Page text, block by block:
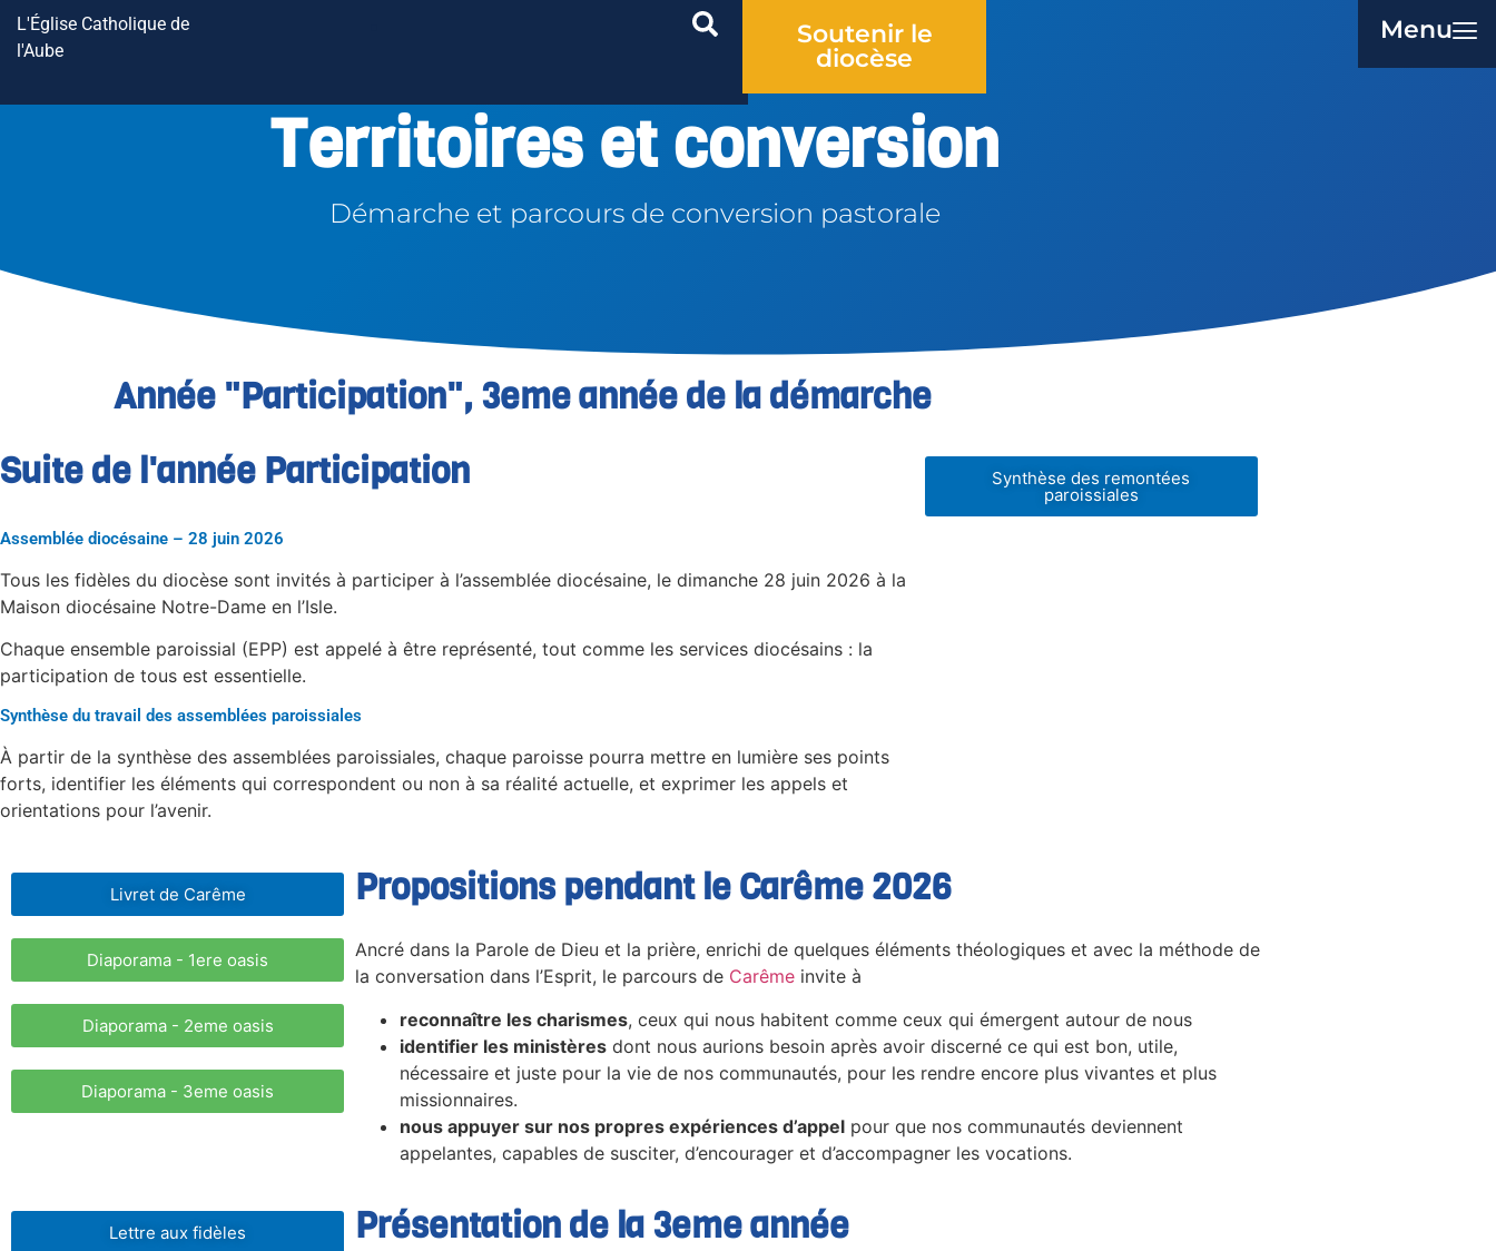
L'Église Catholique de
l'Aube
Soutenir le
diocèse
Menu
Territoires et conversion
Démarche et parcours de conversion pastorale
Année "Participation", 3eme année de la démarche
Suite de l'année Participation
Assemblée diocésaine – 28 juin 2026
Tous les fidèles du diocèse sont invités à participer à l’assemblée diocésaine, le dimanche 28 juin 2026 à la
Maison diocésaine Notre-Dame en l’Isle.
Chaque ensemble paroissial (EPP) est appelé à être représenté, tout comme les services diocésains : la
participation de tous est essentielle.
Synthèse du travail des assemblées paroissiales
À partir de la synthèse des assemblées paroissiales, chaque paroisse pourra mettre en lumière ses points
forts, identifier les éléments qui correspondent ou non à sa réalité actuelle, et exprimer les appels et
orientations pour l’avenir.
Synthèse des remontées
paroissiales
Livret de Carême
Diaporama - 1ere oasis
Diaporama - 2eme oasis
Diaporama - 3eme oasis
Propositions pendant le Carême 2026
Ancré dans la Parole de Dieu et la prière, enrichi de quelques éléments théologiques et avec la méthode de
la conversation dans l’Esprit, le parcours de Carême invite à
reconnaître les charismes, ceux qui nous habitent comme ceux qui émergent autour de nous
identifier les ministères dont nous aurions besoin après avoir discerné ce qui est bon, utile,
nécessaire et juste pour la vie de nos communautés, pour les rendre encore plus vivantes et plus
missionnaires.
nous appuyer sur nos propres expériences d’appel pour que nos communautés deviennent
appelantes, capables de susciter, d’encourager et d’accompagner les vocations.
Lettre aux fidèles Présentation de la 3eme année